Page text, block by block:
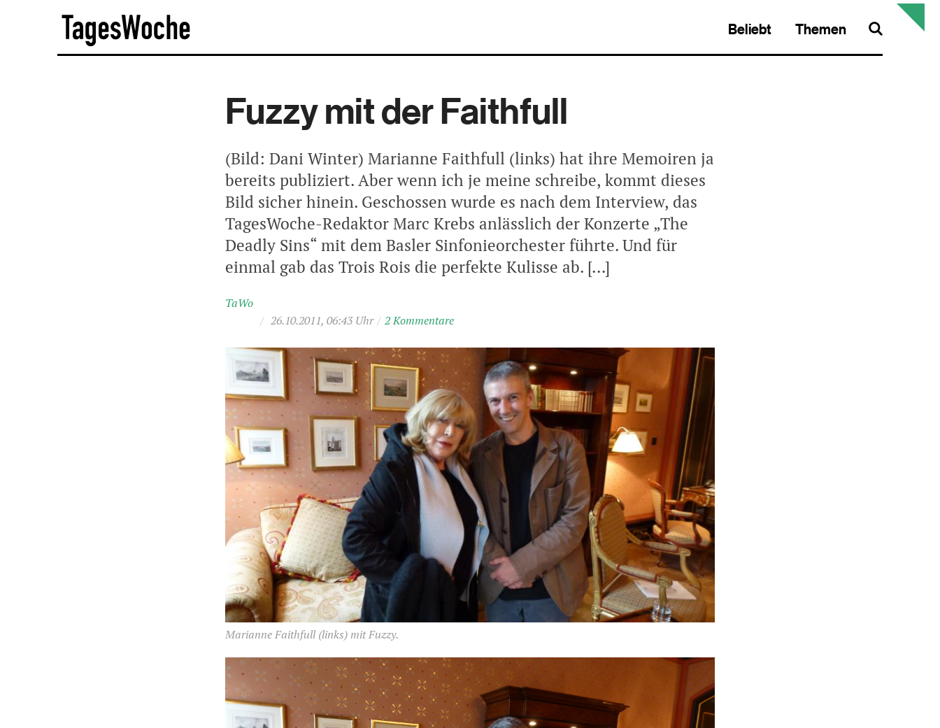
Beliebt Themen
Fuzzy mit der Faithfull
(Bild: Dani Winter) Marianne Faithfull (links) hat ihre Memoiren ja
bereits publiziert. Aber wenn ich je meine schreibe, kommt dieses
Bild sicher hinein. Geschossen wurde es nach dem Interview, das
TagesWoche-Redaktor Marc Krebs anlässlich der Konzerte „The
Deadly Sins“ mit dem Basler Sinfonieorchester führte. Und für
einmal gab das Trois Rois die perfekte Kulisse ab. […]
TaWo
/ 26.10.2011, 06:43 Uhr / 2 Kommentare
Marianne Faithfull (links) mit Fuzzy.